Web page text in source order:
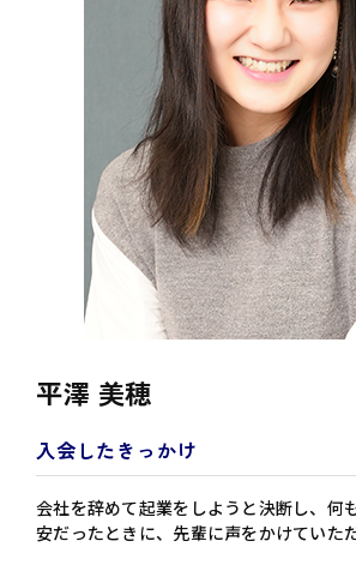
平澤 美穂
入会したきっかけ
会社を辞めて起業をしようと決断し、何
安だったときに、先輩に声をかけていた